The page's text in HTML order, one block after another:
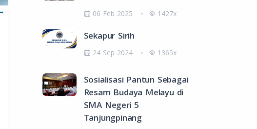
06 Feb 2025 1427x
Sekapur Sirih
24 Sep 2024 1365x
Sosialisasi Pantun Sebagai
Resam Budaya Melayu di
SMA Negeri 5
Tanjungpinang